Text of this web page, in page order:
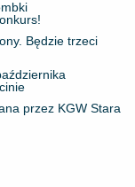
Będzie trzeci
przez KGW Stara